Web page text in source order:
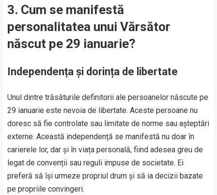
3. Cum se manifestă
personalitatea unui Vărsător
născut pe 29 ianuarie?
Independența și dorința de libertate
Unul dintre trăsăturile definitorii ale persoanelor născute pe
29 ianuarie este nevoia de libertate. Aceste persoane nu
doresc să fie controlate sau limitate de norme sau așteptări
externe. Această independență se manifestă nu doar în
carierele lor, dar și în viața personală, fiind adesea greu de
legat de convenții sau reguli impuse de societate. Ei
preferă să își urmeze propriul drum și să ia decizii bazate
pe propriile convingeri.